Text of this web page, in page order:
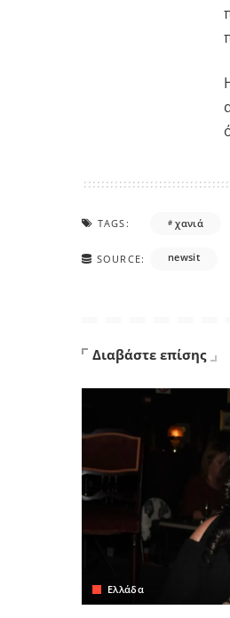
TAGS: χανιά
SOURCE: newsit
Διαβάστε επίσης
Ελλάδα